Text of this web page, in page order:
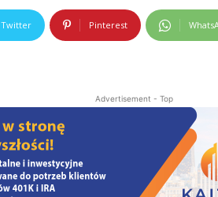
Twitter Pinterest
Advertisement - Top